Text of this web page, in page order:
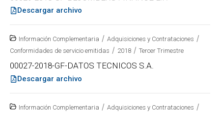
Descargar archivo
Información Complementaria / Adquisiciones y Contrataciones /
Conformidades de servicio emitidas / 2018 / Tercer Trimestre
00027-2018-GF-DATOS TECNICOS S.A.
Descargar archivo
Información Complementaria / Adquisiciones y Contrataciones /